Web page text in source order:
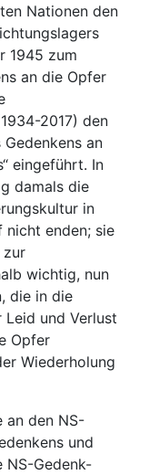
Nationen den
1945 zum
an die Opfer
2017) den
Gedenkens an
eingeführt. In
damals die
in
nicht enden; sie
zur
wichtig, nun
die in die
und Verlust
Opfer
Wiederholung
an den NS-
und
NS-Gedenk-